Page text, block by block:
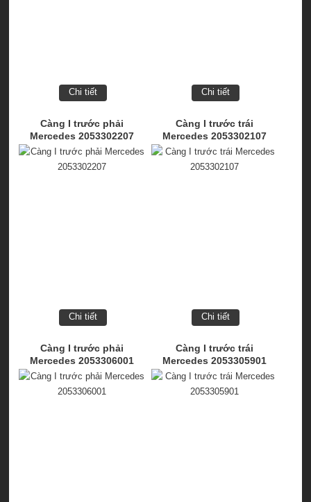
Chi tiết Chi tiết
Càng I trước phải
Mercedes 2053302207
Chi tiết
Càng I trước trái
Mercedes 2053302107
Chi tiết
Càng I trước phải
Mercedes 2053306001
Càng I trước trái
Mercedes 2053305901